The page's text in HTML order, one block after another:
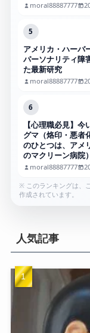
moral88887777
5
アメリカ・ハーバ
パーソナリティ障
た最新研究
moral88887777
6
【心理職必見】
グマ（烙印・悪者
のひとつは、アメ
のマクリーン病院
moral88887777
※ このランキングは、
作成されています。
人気記事